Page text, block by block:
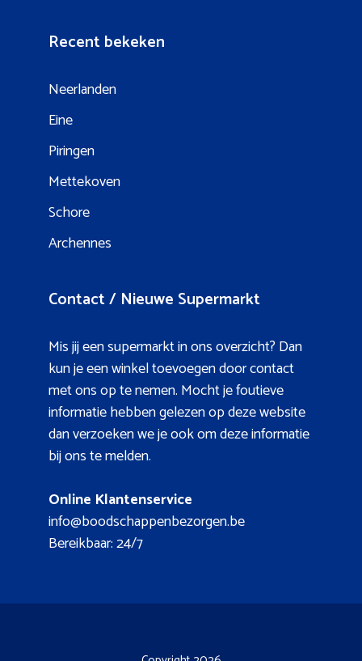
Recent bekeken
Neerlanden
Eine
Piringen
Mettekoven
Schore
Archennes
Contact / Nieuwe Supermarkt
Mis jij een supermarkt in ons overzicht? Dan
kun je een winkel toevoegen door contact
met ons op te nemen. Mocht je foutieve
informatie hebben gelezen op deze website
dan verzoeken we je ook om deze informatie
bij ons te melden.
Online Klantenservice
info@boodschappenbezorgen.be
Bereikbaar: 24/7